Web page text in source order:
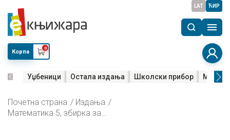
LAT ЋИР
Корпа
0
Уџбеници Остала издања Школски прибор Мала
Почетна страна
Издања
Математика 5, збирка задатака за пети разред